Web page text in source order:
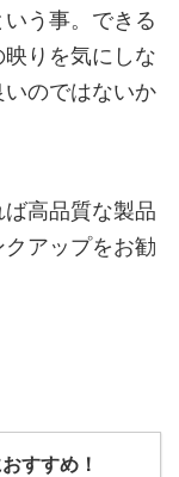
いう事。できる
りを気にしな
のではないか
高品質な製品
アップをお勧
すすめ！